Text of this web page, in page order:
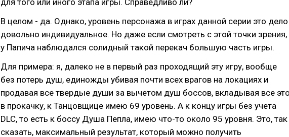
для того или иного этапа игры. Справедливо ли?
В целом - да. Однако, уровень персонажа в играх данной серии это дело
довольно индивидуальное. Но даже если смотреть с этой точки зрения,
у Папича наблюдался солидный такой перекач большую часть игры.
Для примера: я, далеко не в первый раз проходящий эту игру, вообще
без потерь душ, единожды убивая почти всех врагов на локациях и
продавая все твердые души за вычетом душ боссов, вкладывая все
в прокачку, к Танцовщице имею 69 уровень. А к концу игры без учета
DLC, то есть к боссу Душа Пепла, имею что-то около 95 уровня. Это, так
сказать, максимальный результат, который можно получить